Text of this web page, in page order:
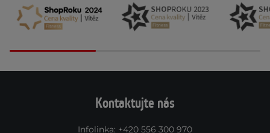
Kontaktujte nás
Infolinka: +420 556 300 970